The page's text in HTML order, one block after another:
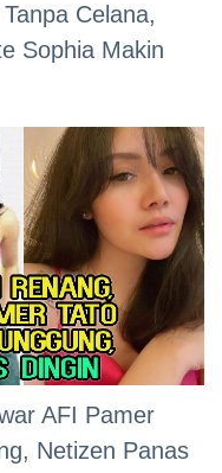
Celana,
Sophia Makin
AFI Pamer
Netizen Panas